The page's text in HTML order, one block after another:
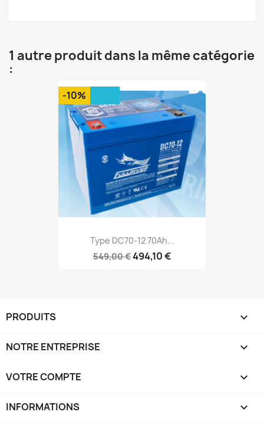
1 autre produit dans la même catégorie
:
Type DC70-12 70Ah...
549,00 €494,10 €
-10%
PRODUITS 
NOTRE ENTREPRISE 
VOTRE COMPTE 
INFORMATIONS keyboard_arrow_down